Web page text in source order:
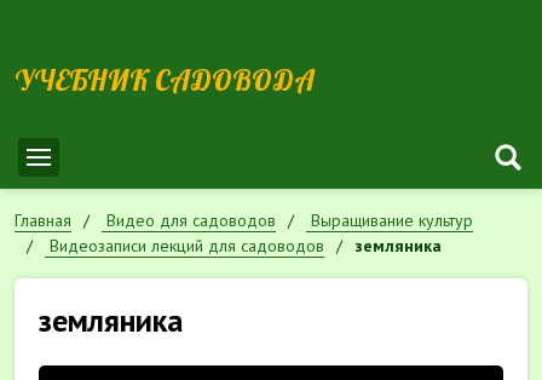
УЧЕБНИК САДОВОДА
Главная Видео для садоводов
Выращивание культур
Видеозаписи лекций для садоводов
земляника
земляника